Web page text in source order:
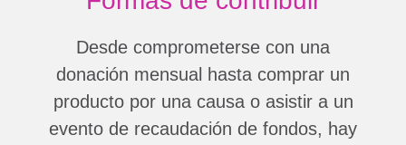
Desde comprometerse con una
donación mensual hasta comprar un
producto por una causa o asistir a un
evento de recaudación de fondos, hay